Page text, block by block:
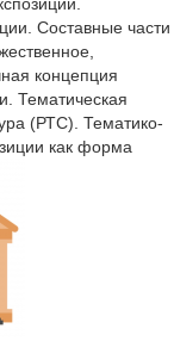
Составные части
концепция
Тематическая
(РТС). Тематико-
как форма